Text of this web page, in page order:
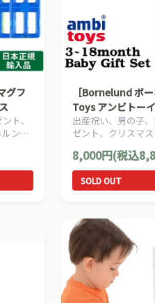
グフ
ト、
ンド
が広
ーツ
［Bornelund ボ
Toys アンビトー
ット
出産祝い、男の子
ゼント、クリスマ
ランドAmbi Toys ア
ゃんのおもちゃで
8,000円(税込
SOLD OUT